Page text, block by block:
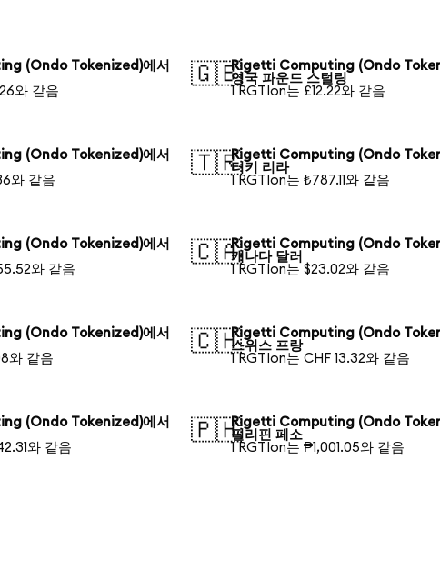
(Ondo Tokenized)에서
와 같음
🇬🇧Rigetti Computing (Ondo
영국 파운드 스털링
1 RGTIon는 £12.22와 같음
(Ondo Tokenized)에서
와 같음
🇹🇷Rigetti Computing (Ondo
터키 리라
1 RGTIon는 ₺787.11와 같음
(Ondo Tokenized)에서
와 같음
🇨🇦Rigetti Computing (Ondo
캐나다 달러
1 RGTIon는 $23.02와 같음
(Ondo Tokenized)에서
와 같음
🇨🇭Rigetti Computing (Ondo
스위스 프랑
1 RGTIon는 CHF 13.32와 같음
(Ondo Tokenized)에서
와 같음
🇵🇭Rigetti Computing (Ondo
필리핀 페소
1 RGTIon는 ₱1,001.05와 같음